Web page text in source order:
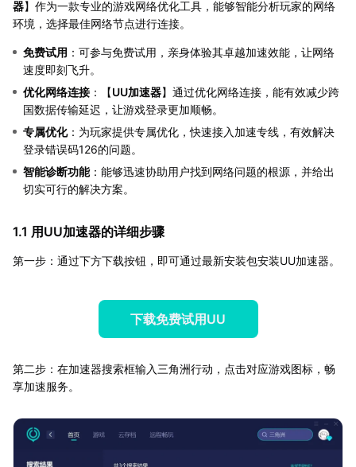
器】作为一款专业的游戏网络优化工具，能够智能分析玩家的网络
环境，选择最佳网络节点进行连接。
免费试用 ：可参与免费试用，亲身体验其卓越加速效能，让网络
速度即刻飞升。
优化网络连接 ：【UU加速器】通过优化网络连接，能有效减少跨
国数据传输延迟，让游戏登录更加顺畅。
专属优化：为玩家提供专属优化，快速接入加速专线，有效解决
登录错误码126的问题。
智能诊断功能：能够迅速协助用户找到网络问题的根源，并给出
切实可行的解决方案。
1.1 用UU加速器的详细步骤
第一步：通过下方下载按钮，即可通过最新安装包安装UU加速器。
下载免费试用UU
第二步：在加速器搜索框输入三角洲行动，点击对应游戏图标，畅
享加速服务。